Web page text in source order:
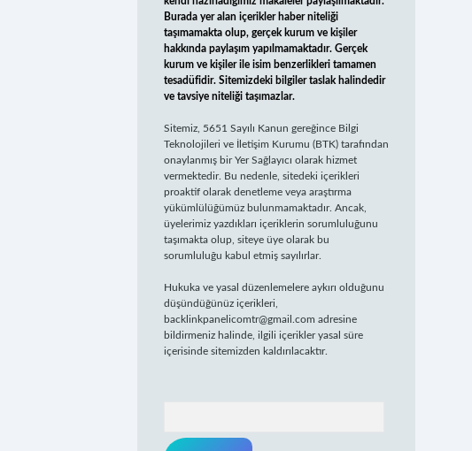
Burada yer alan içerikler haber niteliği
taşımamakta olup, gerçek kurum ve kişiler
hakkında paylaşım yapılmamaktadır. Gerçek
kurum ve kişiler ile isim benzerlikleri tamamen
tesadüfidir. Sitemizdeki bilgiler taslak halindedir
ve tavsiye niteliği taşımazlar.
Sitemiz, 5651 Sayılı Kanun gereğince Bilgi
Teknolojileri ve İletişim Kurumu (BTK) tarafından
onaylanmış bir Yer Sağlayıcı olarak hizmet
vermektedir. Bu nedenle, sitedeki içerikleri
proaktif olarak denetleme veya araştırma
yükümlülüğümüz bulunmamaktadır. Ancak,
üyelerimiz yazdıkları içeriklerin sorumluluğunu
taşımakta olup, siteye üye olarak bu
sorumluluğu kabul etmiş sayılırlar.
Hukuka ve yasal düzenlemelere aykırı olduğunu
düşündüğünüz içerikleri,
backlinkpanelicomtr@gmail.com adresine
bildirmeniz halinde, ilgili içerikler yasal süre
içerisinde sitemizden kaldırılacaktır.